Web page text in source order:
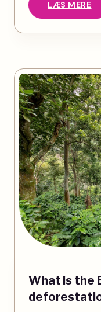
LÆS MERE
What is the